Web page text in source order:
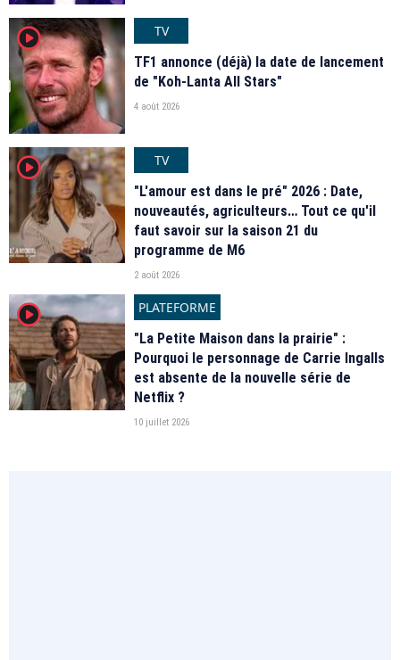
player2
TV
TF1 annonce (déjà) la date de lancement
de "Koh-Lanta All Stars"
4 août 2026
player2
TV
"L'amour est dans le pré" 2026 : Date,
nouveautés, agriculteurs… Tout ce qu'il
faut savoir sur la saison 21 du
programme de M6
2 août 2026
player2
PLATEFORME
"La Petite Maison dans la prairie" :
Pourquoi le personnage de Carrie Ingalls
est absente de la nouvelle série de
Netflix ?
10 juillet 2026